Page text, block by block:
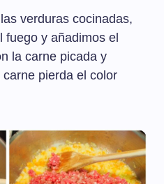
verduras cocinadas,
fuego y añadimos el
la carne picada y
pierda el color